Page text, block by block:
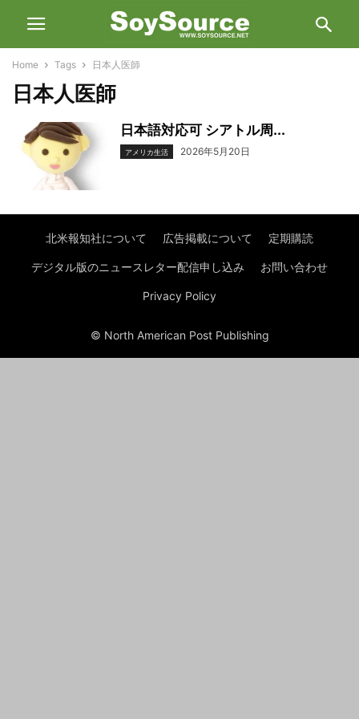
Home Tags 日本人医師
日本人医師
日本語対応可 シアトル周...
アメリカ生活 2026年5月20日
北米報知社について 広告掲載について 定期購読
デジタル版のニュースレター配信申し込み お問い合わせ
Privacy Policy
© North American Post Publishing